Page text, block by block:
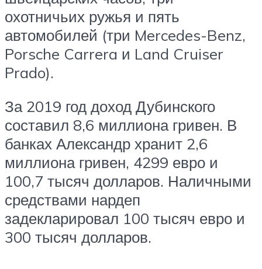
охотничьих ружья и пять
автомобилей (три Mercedes-Benz,
Porsche Carrera и Land Cruiser
Prado).
За 2019 год доход Дубинского
составил 8,6 миллиона гривен. В
банках Александр хранит 2,6
миллиона гривен, 4299 евро и
100,7 тысяч долларов. Наличными
средствами нардеп
задекларировал 100 тысяч евро и
300 тысяч долларов.